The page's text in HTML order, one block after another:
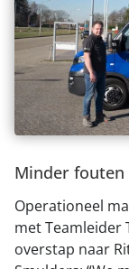
Minder
Operationeel
met Teamleider
overstap naar